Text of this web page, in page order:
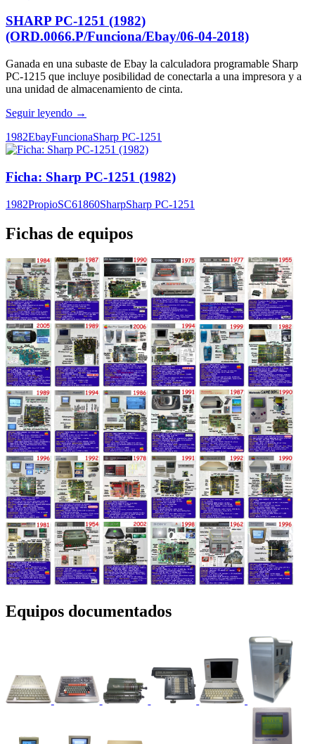
SHARP PC-1251 (1982)
(ORD.0066.P/Funciona/Ebay/06-04-2018)
Ganada en una subaste de Ebay la calculadora programable Sharp
PC-1215 que incluye posibilidad de conectarla a una impresora y a
una unidad de almacenamiento de cinta.
Seguir leyendo SHARP
1251
(1982)
04-
2018)
→
1982EbayFuncionaSharp PC-1251
Ficha: Sharp PC-1251 (1982)
1982PropioSC61860SharpSharp PC-1251
Fichas de equipos
Equipos documentados